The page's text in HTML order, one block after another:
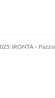
IRONTA –